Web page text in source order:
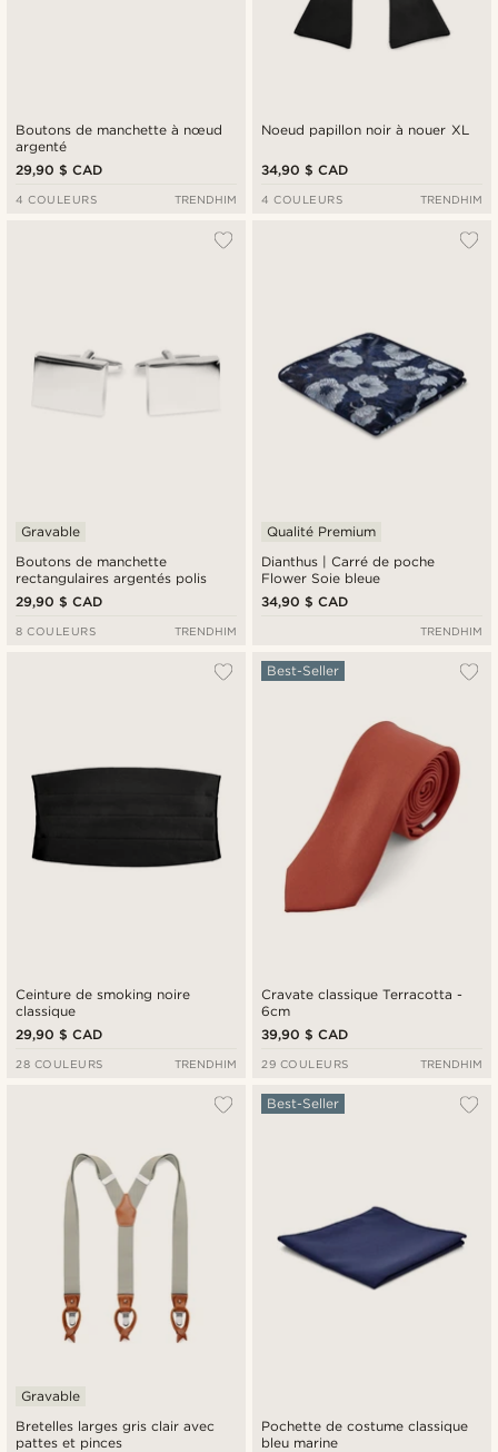
Boutons de manchette à nœud
argenté
29,90 $ CAD
4 COULEURS TRENDHIM
Noeud papillon noir à nouer XL
34,90 $ CAD
4 COULEURS TRENDHIM
Boutons de manchette
rectangulaires argentés polis
Gravable
29,90 $ CAD
8 COULEURS TRENDHIM
Dianthus | Carré de poche
Flower Soie bleue
Qualité Premium
34,90 $ CAD
TRENDHIM
Ceinture de smoking noire
classique
29,90 $ CAD
28 COULEURS TRENDHIM
Cravate classique Terracotta -
6cm
Best-Seller
39,90 $ CAD
29 COULEURS TRENDHIM
Bretelles larges gris clair avec
pattes et pinces
Gravable
Pochette de costume classique
bleu marine
Best-Seller